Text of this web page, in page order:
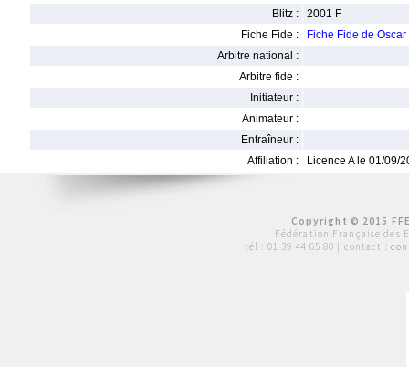
Blitz :
2001 F
Fiche Fide :
Fiche Fide de
Arbitre national :
Arbitre fide :
Initiateur :
Animateur :
Entraîneur :
Affiliation :
Licence A le 01/09/
Copyright © 2015
Fédération Française des
tél : 01 39 44 65 80 | contact :